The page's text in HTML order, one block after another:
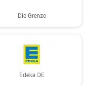
Die Grenze
Edeka DE